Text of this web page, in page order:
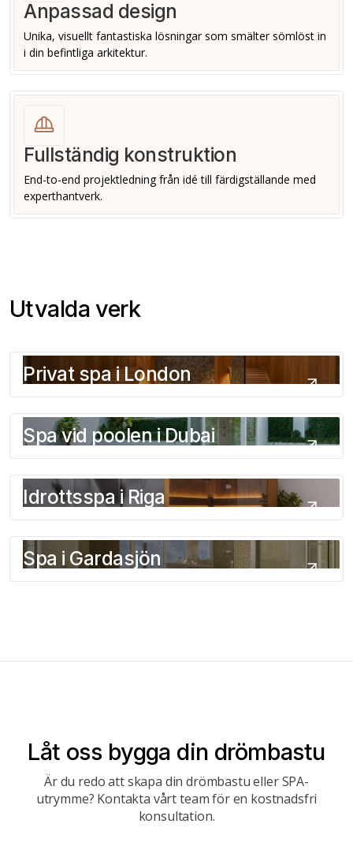
Anpassad design
Unika, visuellt fantastiska lösningar som smälter sömlöst in
i din befintliga arkitektur.
Fullständig konstruktion
End-to-end projektledning från idé till färdigställande med
experthantverk.
Utvalda verk
Privat spa i London
Spa vid poolen i Dubai
Idrottsspa i Riga
Spa i Gardasjön
Låt oss bygga din drömbastu
Är du redo att skapa din drömbastu eller SPA-
utrymme? Kontakta vårt team för en kostnadsfri
konsultation.